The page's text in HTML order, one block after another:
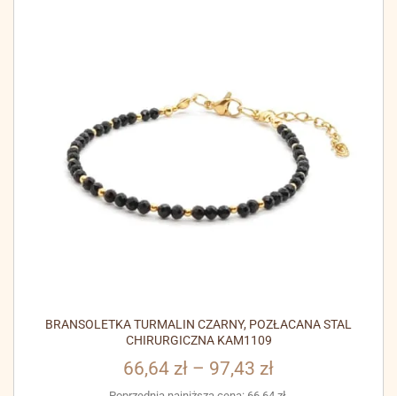
BRANSOLETKA TURMALIN CZARNY, POZŁACANA STAL
CHIRURGICZNA KAM1109
66,64 zł – 97,43 zł